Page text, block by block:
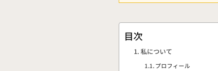
目次
私について
プロフィール